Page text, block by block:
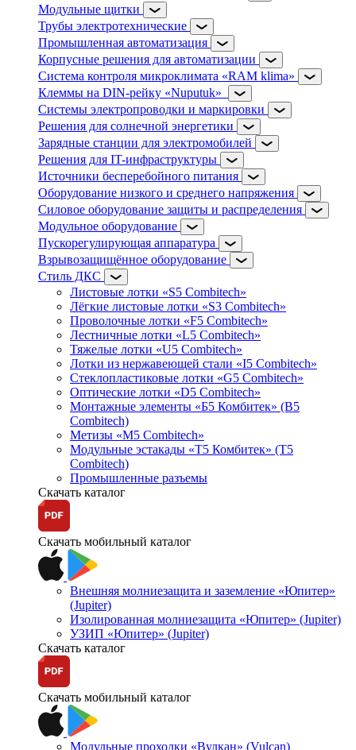
Модульные щитки
Трубы электротехнические
Промышленная автоматизация
Корпусные решения для автоматизации
Система контроля микроклимата «RAM klima»
Клеммы на DIN-рейку «Nuputuk»
Системы электропроводки и маркировки
Решения для солнечной энергетики
Зарядные станции для электромобилей
Решения для IT-инфраструктуры
Источники бесперебойного питания
Оборудование низкого и среднего напряжения
Силовое оборудование защиты и распределения
Модульное оборудование
Пускорегулирующая аппаратура
Взрывозащищённое оборудование
Стиль ДКС
Листовые лотки «S5 Combitech»
Лёгкие листовые лотки «S3 Combitech»
Проволочные лотки «F5 Combitech»
Лестничные лотки «L5 Combitech»
Тяжелые лотки «U5 Combitech»
Лотки из нержавеющей стали «I5 Combitech»
Стеклопластиковые лотки «G5 Combitech»
Оптические лотки «D5 Combitech»
Монтажные элементы «Б5 Комбитек» (B5
Combitech)
Метизы «M5 Combitech»
Модульные эстакады «Т5 Комбитек» (T5
Combitech)
Промышленные разъемы
Скачать каталог
Скачать мобильный каталог
Внешняя молниезащита и заземление «Юпитер»
(Jupiter)
Изолированная молниезащита «Юпитер» (Jupiter)
УЗИП «Юпитер» (Jupiter)
Скачать каталог
Скачать мобильный каталог
Модульные проходки «Вулкан» (Vulcan)